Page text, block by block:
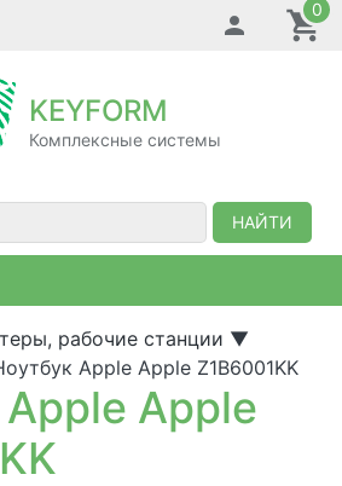
0
KEYFORM
Комплексные системы
НАЙТИ
рабочие станции ▼
Apple Apple Z1B6001KK
Apple